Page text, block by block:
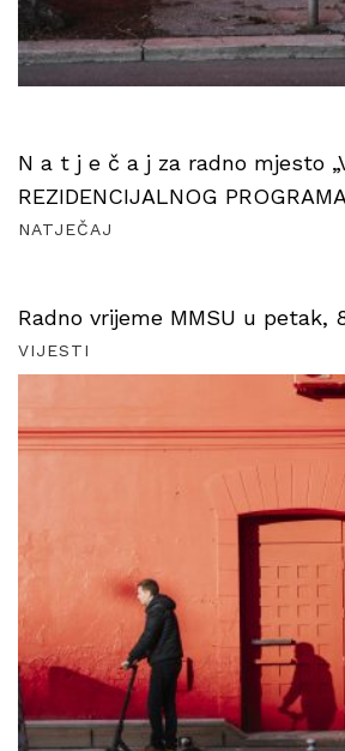
N a t j e č a j za radno mjesto
REZIDENCIJALNOG
NATJEČAJ
Radno vrijeme MMSU u petak,
VIJESTI